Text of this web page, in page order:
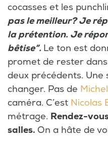
cocasses et les
pas le meilleur? Je
la prétention. Je
bêtise”. Le ton est
promet de rester
deux précédents. Une
changer. Pas de
caméra. C’est Nicolas
métrage. Rendez-
salles. On a hâte de